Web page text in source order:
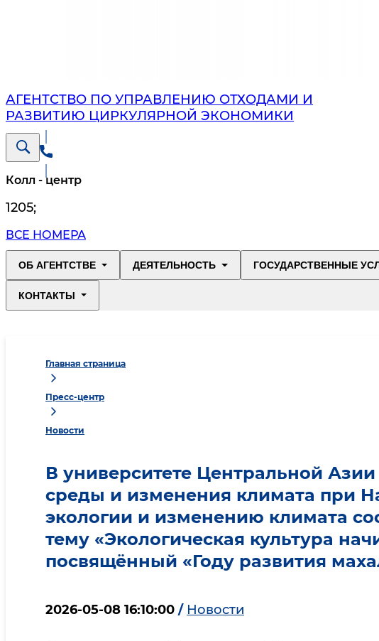
АГЕНТСТВО ПО УПРАВЛЕНИЮ ОТХОДАМИ И
РАЗВИТИЮ ЦИРКУЛЯРНОЙ ЭКОНОМИКИ
Колл - центр
1205;
ВСЕ НОМЕРА
ОБ АГЕНТСТВЕ ДЕЯТЕЛЬНОСТЬ ГОСУДАРСТВЕННЫЕ
КОНТАКТЫ
Главная страница
Пресс-центр
Новости
​В университете Центральной
среды и изменения климата при
экологии и изменению климата
тему «Экологическая культура
посвящённый «Году развития
2026-05-08 16:10:00 / Новости